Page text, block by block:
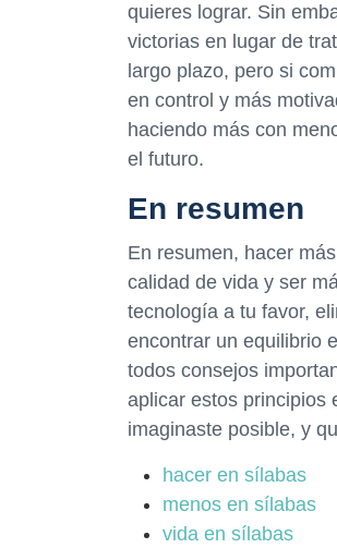
quieres lograr. Sin
victorias en lugar de
largo plazo, pero si
en control y más
haciendo más con
el futuro.
En resumen
En resumen, hacer
calidad de vida y ser
tecnología a tu favor,
encontrar un equilibrio
todos consejos
aplicar estos principios
imaginaste posible, y
hacer en sílabas
menos en sílabas
vida en sílabas